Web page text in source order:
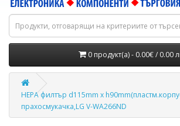
0 продукт(а) - 0.00€ / 0.00
HEPA филтър d115mm x
прахосмукачка,LG V-WA266ND